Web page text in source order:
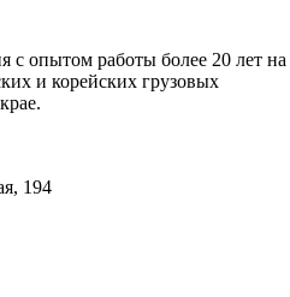
опытом работы более 20 лет на
и корейских грузовых
194